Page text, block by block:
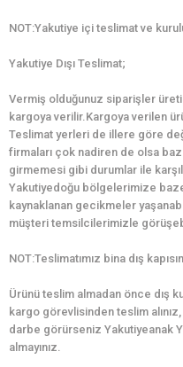
NOT:Yakutiye içi teslimat ve
Yakutiye Dışı Teslimat;
Vermiş olduğunuz siparişler
kargoya verilir.Kargoya verilen
Teslimat yerleri de illere göre
firmaları çok nadiren de olsa
girmemesi gibi durumlar ile
Yakutiyedoğu bölgelerimize
kaynaklanan gecikmeler
müşteri temsilcilerimizle
NOT:Teslimatımız bina dış
Ürünü teslim almadan önce dış
kargo görevlisinden teslim
darbe görürseniz Yakutiyeanak
almayınız.